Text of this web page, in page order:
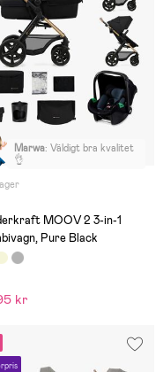
lager
Marwa: Väldigt bra kvalitet
👌
MOOV 2 3-in-1
Pure Black
kr